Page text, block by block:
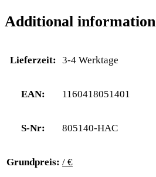
Additional information
Lieferzeit: 3-4 Werktage
EAN: 1160418051401
S-Nr: 805140-HAC
Grundpreis: / €